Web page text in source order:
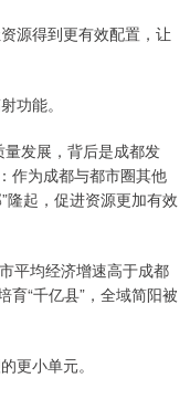
源得到更有效配置，让
功能。
发展，背后是成都发
作为成都与都市圈其他
隆起，促进资源更加有效
平均经济增速高于成都
“千亿县”，全域简阳被
更小单元。